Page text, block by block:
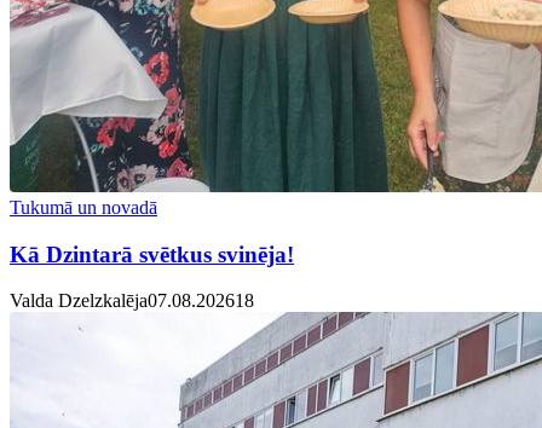
Tukumā un novadā
Kā Dzintarā svētkus svinēja!
Valda Dzelzkalēja07.08.202618